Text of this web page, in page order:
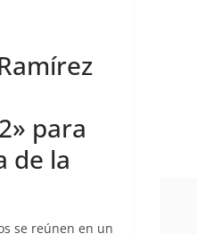
para
de la
se reúnen en un